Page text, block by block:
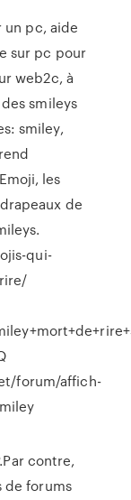
un pc, aide
sur pc pour
web2c, à
smileys
smiley,
les
de
qui-
forum/affich-
contre,
de forums